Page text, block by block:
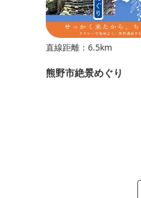
直線距離：6.5km
熊野市絶景めぐり